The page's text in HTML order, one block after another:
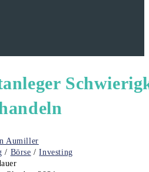
Aumiller
/ Börse / Investing